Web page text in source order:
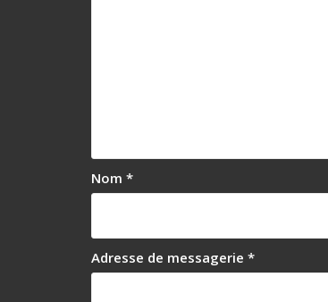
e
l
a
r
Nom *
Adresse de messagerie *